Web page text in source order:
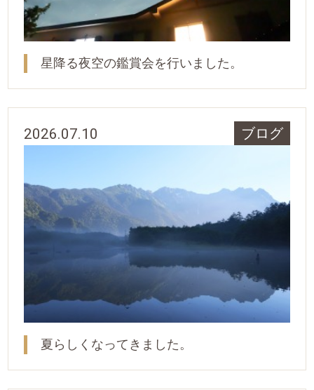
星降る夜空の鑑賞会を行いました。
2026.07.10 ブログ
夏らしくなってきました。